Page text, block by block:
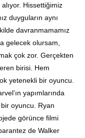
Hissettiğimiz
duyguların aynı
davranmamamız
gelecek olursam,
çok zor. Gerçekten
birisi. Hem
yetenekli bir oyuncu.
yapımlarında
oyuncu. Ryan
görünce filmi
de Walker